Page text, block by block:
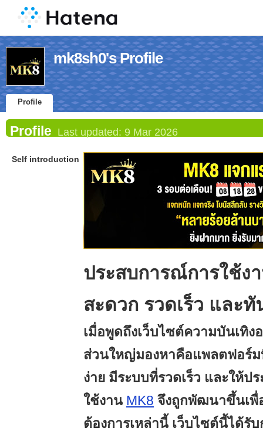
mk8sh0's Profile
Profile
Profile Last updated: 9 Mar 2026
Self introduction
ประสบการณ์การใช้ง
สะดวก รวดเร็ว และ
เมื่อพูดถึงเว็บไซต์ความบันเทิง
ส่วนใหญ่มองหาคือแพลตฟอร์ม
ง่าย มีระบบที่รวดเร็ว และให้ป
ใช้งาน MK8 จึงถูกพัฒนาขึ้นเพื่
ต้องการเหล่านี้ เว็บไซต์นี้ได้รั